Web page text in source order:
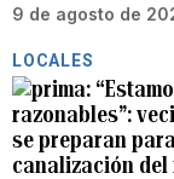
9 de agosto de
LOCALES
razonables”:
se preparan
canalización del